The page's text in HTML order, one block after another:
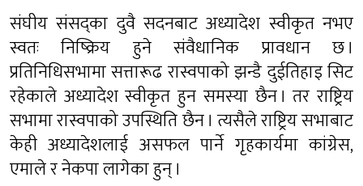
संघीय संसद्का दुवै सदनबाट अध्यादेश स्वीकृत नभए
स्वतः निष्क्रिय हुने संवैधानिक प्रावधान छ ।
प्रतिनिधिसभामा सत्तारूढ रास्वपाको झन्डै दुईतिहाइ सिट
रहेकाले अध्यादेश स्वीकृत हुन समस्या छैन । तर राष्ट्रिय
सभामा रास्वपाको उपस्थिति छैन । त्यसैले राष्ट्रिय सभाबाट
केही अध्यादेशलाई असफल पार्ने गृहकार्यमा कांग्रेस,
एमाले र नेकपा लागेका हुन् ।